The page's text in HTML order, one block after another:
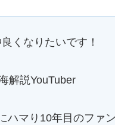
くなりたいです！
解説YouTuber
ハマり10年目のファン